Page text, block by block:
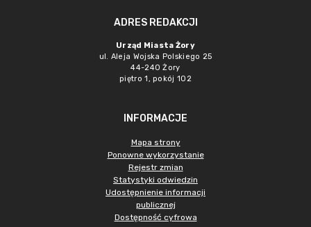
ADRES REDAKCJI
Urząd Miasta Żory
ul. Aleja Wojska Polskiego 25
44-240 Żory
piętro 1, pokój 102
INFORMACJE
Mapa strony
Ponowne wykorzystanie
Rejestr zmian
Statystyki odwiedzin
Udostępnienie informacji
publicznej
Dostępność cyfrowa